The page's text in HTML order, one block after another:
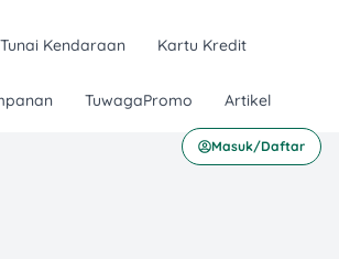
Kendaraan Kartu Kredit
TuwagaPromo Artikel
Masuk/Daftar